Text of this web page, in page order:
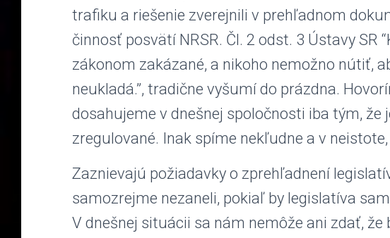
trafiku a riešenie zverejnili v prehľadnom
činnosť posvätí NRSR. Čl. 2 odst. 3 Ústavy SR
zákonom zakázané, a nikoho nemožno nútiť,
neukladá.”, tradične vyšumí do prázdna.
dosahujeme v dnešnej spoločnosti iba tým, že
zregulované. Inak spíme nekľudne a v
Zaznievajú požiadavky o zprehľadnení
samozrejme nezaneli, pokiaľ by legislatíva
V dnešnej situácii sa nám nemôže ani zdať,